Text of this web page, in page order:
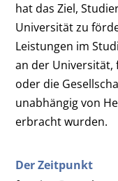
hat das Ziel,
Universität zu
Leistungen im
an der Universität,
oder die
unabhängig von
erbracht wurden.
Der Zeitpunkt